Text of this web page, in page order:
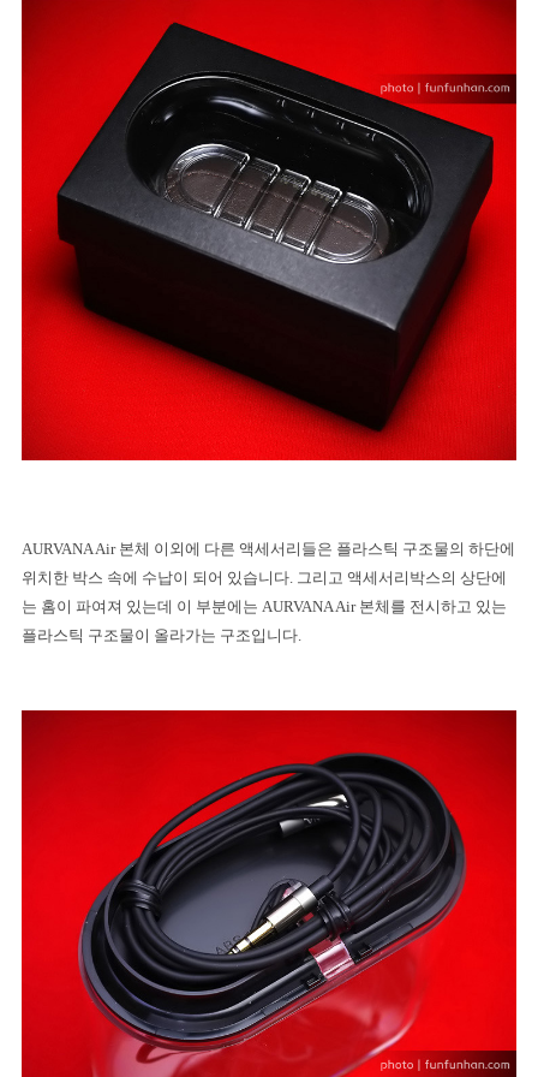
AURVANA Air 본체 이외에 다른 액세서리들은 플라스틱 구조물의 하단에
위치한 박스 속에 수납이 되어 있습니다 그리고 액세서리박스의 상단에
는 홈이 파여져 있는데 이 부분에는 AURVANA Air 본체를 전시하고 있는
플라스틱 구조물이 올라가는 구조입니다